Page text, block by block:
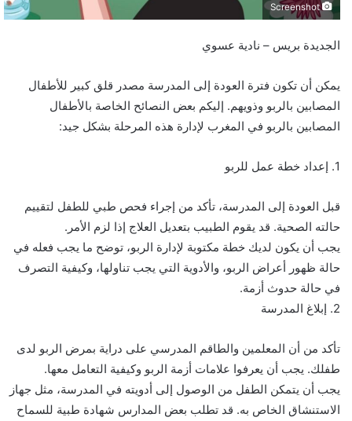
ت
ي
ا
Screenshot
الجديدة بريس – نادية عسوي
يمكن أن تكون فترة العودة إلى المدرسة مصدر قلق كبير للأطفال
المصابين بالربو وذويهم. إليكم بعض النصائح الخاصة بالأطفال
المصابين بالربو في المغرب لإدارة هذه المرحلة بشكل جيد:
1. إعداد خطة عمل للربو
قبل العودة إلى المدرسة، تأكد من إجراء فحص طبي للطفل لتقييم
حالته الصحية. قد يقوم الطبيب بتعديل العلاج إذا لزم الأمر.
يجب أن يكون لديك خطة مكتوبة لإدارة الربو، توضح ما يجب فعله في
حالة ظهور أعراض الربو، والأدوية التي يجب تناولها، وكيفية التصرف
في حالة حدوث أزمة.
2. إبلاغ المدرسة
تأكد من أن المعلمين والطاقم المدرسي على دراية بمرض الربو لدى
طفلك. يجب أن يعرفوا علامات أزمة الربو وكيفية التعامل معها.
يجب أن يتمكن الطفل من الوصول إلى أدويته في المدرسة، مثل جهاز
الاستنشاق الخاص به. قد تطلب بعض المدارس شهادة طبية للسماح